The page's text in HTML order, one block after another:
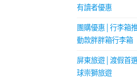
有讀者優惠
團購優惠│行李箱
動款胖胖箱行李箱
屏東旅遊│渡假首
球崇獅旅遊